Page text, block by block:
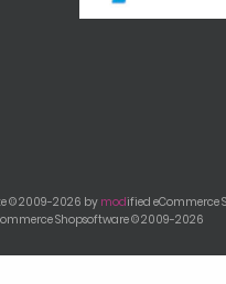
© 2009-2026 by modified eCommerce
Shopsoftware © 2009-2026